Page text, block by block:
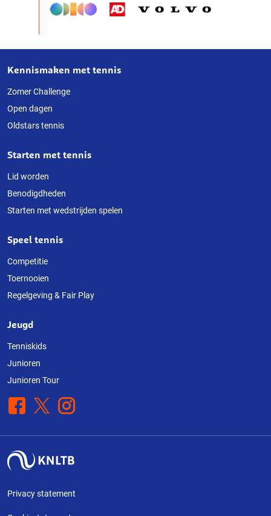
Over
deze
website
Kennismaken met tennis
Zomer Challenge
Open dagen
Oldstars tennis
Starten met tennis
Lid worden
Benodigdheden
Starten met wedstrijden spelen
Speel tennis
Competitie
Toernooien
Regelgeving & Fair Play
Jeugd
Tenniskids
Junioren
Junioren Tour
Facebook
X Instagram
Privacy statement